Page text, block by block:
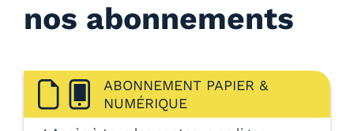
nos abonnements
ABONNEMENT PAPIER &
NUMÉRIQUE